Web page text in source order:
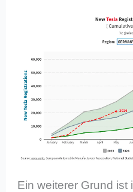
Ein weiterer Grund ist